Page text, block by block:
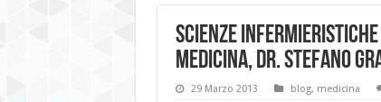
Scienze Infermieristiche
Medicina, Dr. Stefano
29 Marzo 2013 blog, medicina